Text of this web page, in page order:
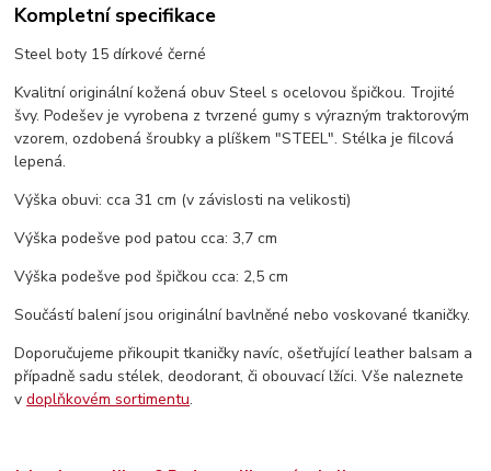
Kompletní specifikace
Steel boty 15 dírkové černé
Kvalitní originální kožená obuv Steel s ocelovou špičkou. Trojité
švy. Podešev je vyrobena z tvrzené gumy s výrazným traktorovým
vzorem, ozdobená šroubky a plíškem "STEEL". Stélka je filcová
lepená.
Výška obuvi: cca 31 cm (v závislosti na velikosti)
Výška podešve pod patou cca: 3,7 cm
Výška podešve pod špičkou cca: 2,5 cm
Součástí balení jsou originální bavlněné nebo voskované tkaničky.
Doporučujeme přikoupit tkaničky navíc, ošetřující leather balsam a
případně sadu stélek, deodorant, či obouvací lžíci. Vše naleznete
vdoplňkovém sortimentu.